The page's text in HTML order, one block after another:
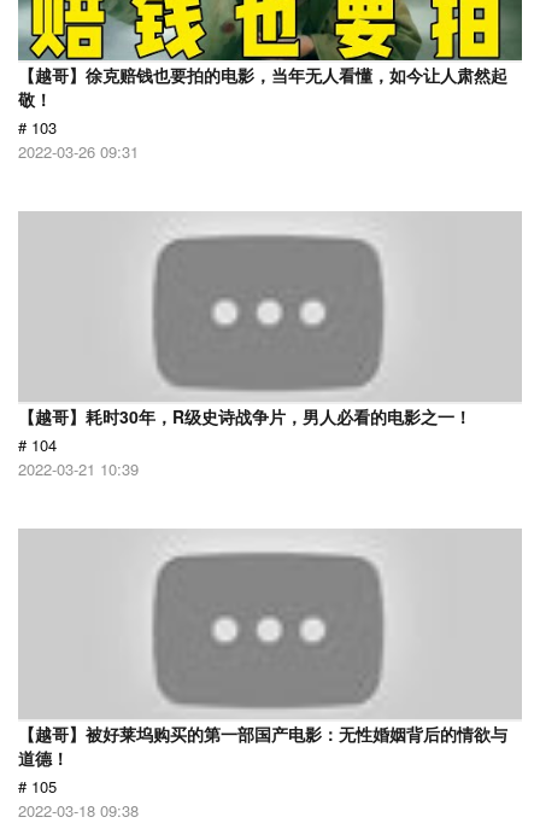
【越哥】徐克赔钱也要拍的电影，当年无人看懂，如今让人肃然起
敬！
# 103
2022-03-26 09:31
【越哥】耗时30年，R级史诗战争片，男人必看的电影之一！
# 104
2022-03-21 10:39
【越哥】被好莱坞购买的第一部国产电影：无性婚姻背后的情欲与
道德！
# 105
2022-03-18 09:38